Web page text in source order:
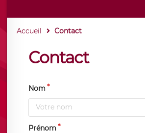
Accueil Contact
Contact
Nom
Prénom